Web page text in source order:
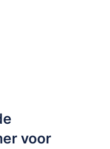
voor